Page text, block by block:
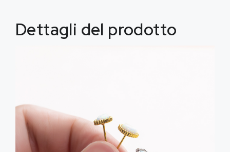
Dettagli del prodotto